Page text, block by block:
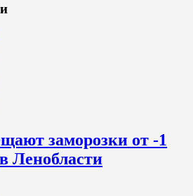
заморозки от -1
Ленобласти